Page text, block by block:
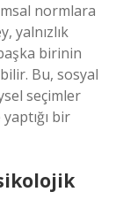
normlara
yalnızlık
birinin
Bu, sosyal
seçimler
bir